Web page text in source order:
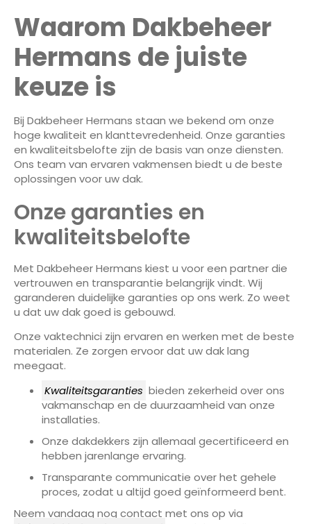
Waarom Dakbeheer
Hermans de juiste
keuze is
Bij Dakbeheer Hermans staan we bekend om onze
hoge kwaliteit en klanttevredenheid. Onze garanties
en kwaliteitsbelofte zijn de basis van onze diensten.
Ons team van ervaren vakmensen biedt u de beste
oplossingen voor uw dak.
Onze garanties en
kwaliteitsbelofte
Met Dakbeheer Hermans kiest u voor een partner die
vertrouwen en transparantie belangrijk vindt. Wij
garanderen duidelijke garanties op ons werk. Zo weet
u dat uw dak goed is gebouwd.
Onze vaktechnici zijn ervaren en werken met de beste
materialen. Ze zorgen ervoor dat uw dak lang
meegaat.
Kwaliteitsgaranties bieden zekerheid over ons
vakmanschap en de duurzaamheid van onze
installaties.
Onze dakdekkers zijn allemaal gecertificeerd en
hebben jarenlange ervaring.
Transparante communicatie over het gehele
proces, zodat u altijd goed geïnformeerd bent.
Neem vandaag nog contact met ons op via